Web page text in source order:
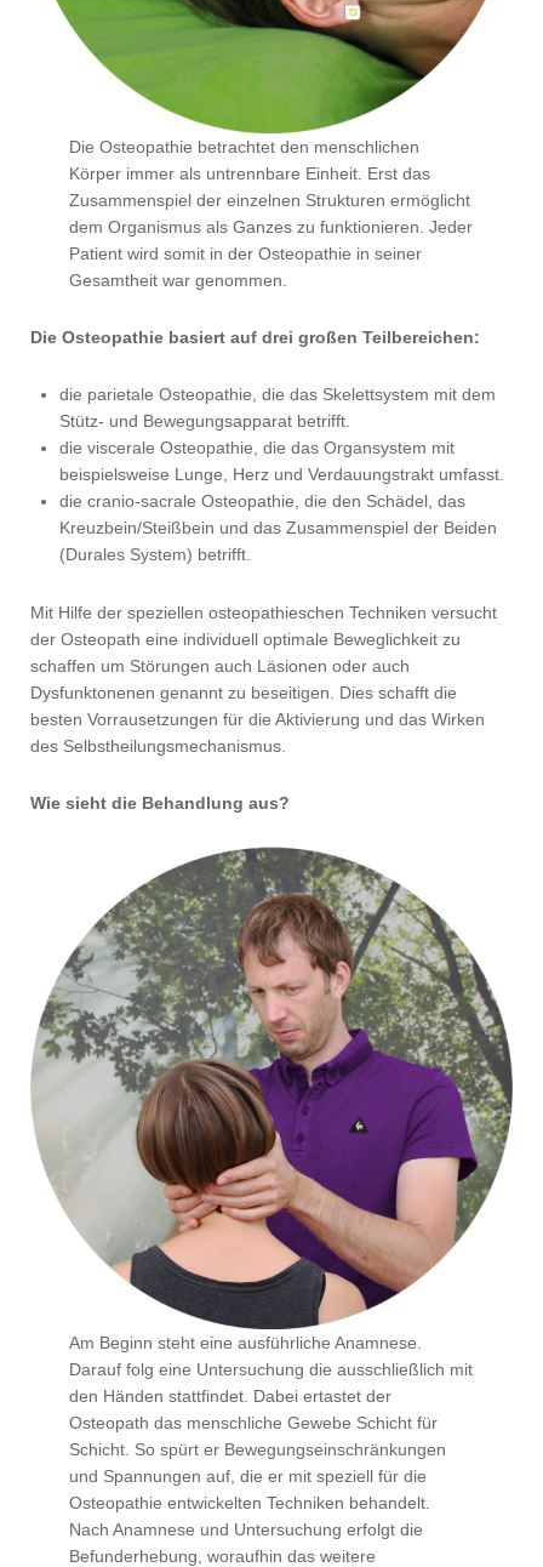
Die Osteopathie betrachtet den menschlichen
Körper immer als untrennbare Einheit. Erst das
Zusammenspiel der einzelnen Strukturen ermöglicht
dem Organismus als Ganzes zu funktionieren. Jeder
Patient wird somit in der Osteopathie in seiner
Gesamtheit war genommen.
Die Osteopathie basiert auf drei großen Teilbereichen:
die parietale Osteopathie, die das Skelettsystem mit dem
Stütz- und Bewegungsapparat betrifft.
die viscerale Osteopathie, die das Organsystem mit
beispielsweise Lunge, Herz und Verdauungstrakt umfasst.
die cranio-sacrale Osteopathie, die den Schädel, das
Kreuzbein/Steißbein und das Zusammenspiel der Beiden
(Durales System) betrifft.
Mit Hilfe der speziellen osteopathieschen Techniken versucht
der Osteopath eine individuell optimale Beweglichkeit zu
schaffen um Störungen auch Läsionen oder auch
Dysfunktonenen genannt zu beseitigen. Dies schafft die
besten Vorrausetzungen für die Aktivierung und das Wirken
des Selbstheilungsmechanismus.
Wie sieht die Behandlung aus?
Am Beginn steht eine ausführliche Anamnese.
Darauf folg eine Untersuchung die ausschließlich mit
den Händen stattfindet. Dabei ertastet der
Osteopath das menschliche Gewebe Schicht für
Schicht. So spürt er Bewegungseinschränkungen
und Spannungen auf, die er mit speziell für die
Osteopathie entwickelten Techniken behandelt.
Nach Anamnese und Untersuchung erfolgt die
Befunderhebung, woraufhin das weitere